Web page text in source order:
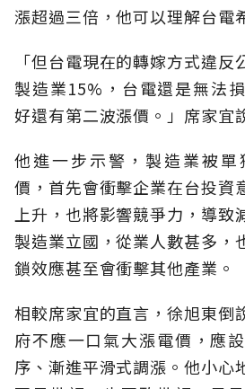
漲超過三倍，他可以理解台電
「但台電現在的轉嫁方式違
製造業15%，台電還是無法
好還有第二波漲價。」席家宜
他進一步示警，製造業被
價，首先會衝擊企業在台投資
上升，也將影響競爭力，導致
製造業立國，從業人數甚多，
鎖效應甚至會衝擊其他產業。
相較席家宜的直言，徐旭東倒
府不應一口氣大漲電價，應
序、漸進平滑式調漲。他小心